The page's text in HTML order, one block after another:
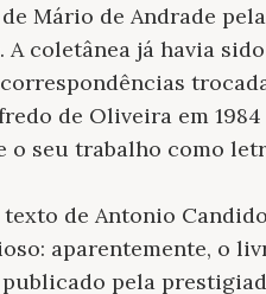
Mário de Andrade
A coletânea já havia
de Oliveira em
o seu trabalho como
de Antonio
aparentemente, o
pela